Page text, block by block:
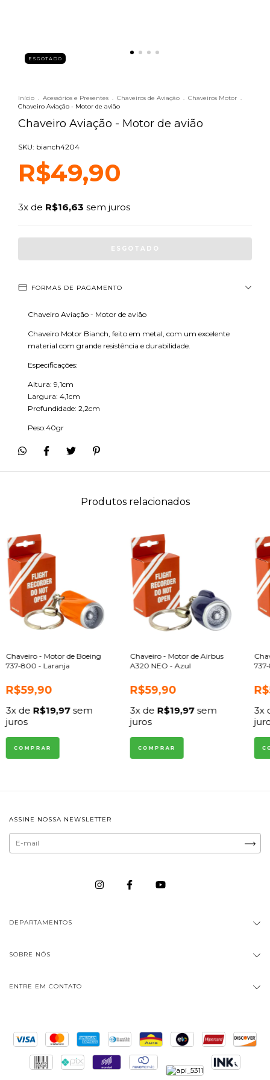
ESGOTADO
Início . Acessórios e Presentes . Chaveiros de Aviação . Chaveiros Motor .
Chaveiro Aviação - Motor de avião
Chaveiro Aviação - Motor de avião
SKU: bianch4204
R$49,90
3x de R$16,63 sem juros
FORMAS DE PAGAMENTO
Chaveiro Aviação - Motor de avião
Chaveiro Motor Bianch, feito em metal, com um excelente
material com grande resistência e durabilidade.
Especificações:
Altura: 9,1cm
Largura: 4,1cm
Profundidade: 2,2cm
Peso:40gr
Produtos relacionados
Chaveiro - Motor de Boeing
737-800 - Laranja
R$59,90
3x de R$19,97sem
juros
Chaveiro - Motor de Airbus
A320 NEO - Azul
R$59,90
3x de R$19,97sem
juros
3x
ASSINE NOSSA NEWSLETTER
DEPARTAMENTOS
SOBRE NÓS
ENTRE EM CONTATO